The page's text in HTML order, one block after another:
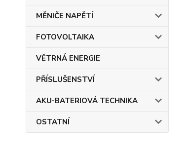
MĚNIČE NAPĚTÍ
FOTOVOLTAIKA
VĚTRNÁ ENERGIE
PŘÍSLUŠENSTVÍ
AKU-BATERIOVÁ TECHNIKA
OSTATNÍ